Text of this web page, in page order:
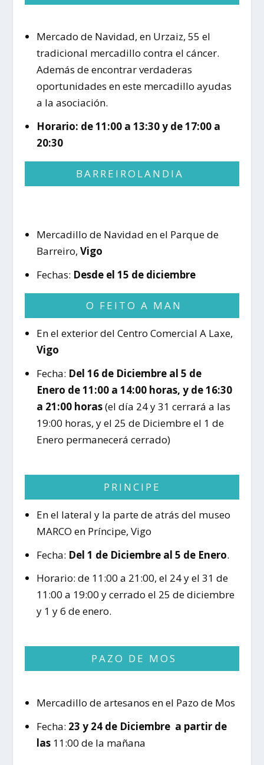
Mercado de Navidad, en Urzaiz, 55 el
tradicional mercadillo contra el cáncer.
Además de encontrar verdaderas
oportunidades en este mercadillo ayudas
a la asociación.
Horario: de 11:00 a 13:30 y de 17:00 a
20:30
BARREIROLANDIA
Mercadillo de Navidad en el Parque de
Barreiro, Vigo
Fechas: Desde el 15 de diciembre
O FEITO A MAN
En el exterior del Centro Comercial A Laxe,
Vigo
Fecha: Del 16 de Diciembre al 5 de
Enero de 11:00 a 14:00 horas, y de 16:30
a 21:00 horas(el día 24 y 31 cerrará a las
19:00 horas, y el 25 de Diciembre el 1 de
Enero permanecerá cerrado)
PRINCIPE
En el lateral y la parte de atrás del museo
MARCO en Príncipe, Vigo
Fecha: Del 1 de Diciembre al 5 de Enero.
Horario: de 11:00 a 21:00, el 24 y el 31 de
11:00 a 19:00 y cerrado el 25 de diciembre
y 1 y 6 de enero.
PAZO DE MOS
Mercadillo de artesanos en el Pazo de Mos
Fecha: 23 y 24 de Diciembre a partir de
las11:00 de la mañana